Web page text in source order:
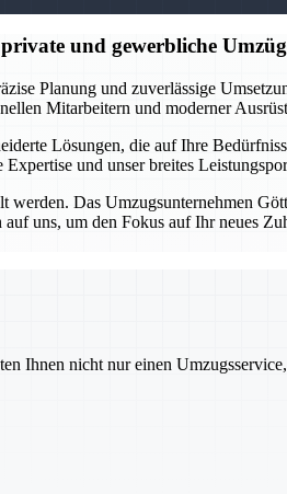
und gewerbliche
Planung und zuverlässige
Mitarbeitern und moderner
Lösungen, die auf Ihre
und unser breites
Das Umzugsunternehmen
uns, um den Fokus auf Ihr neues
Ihnen nicht nur einen